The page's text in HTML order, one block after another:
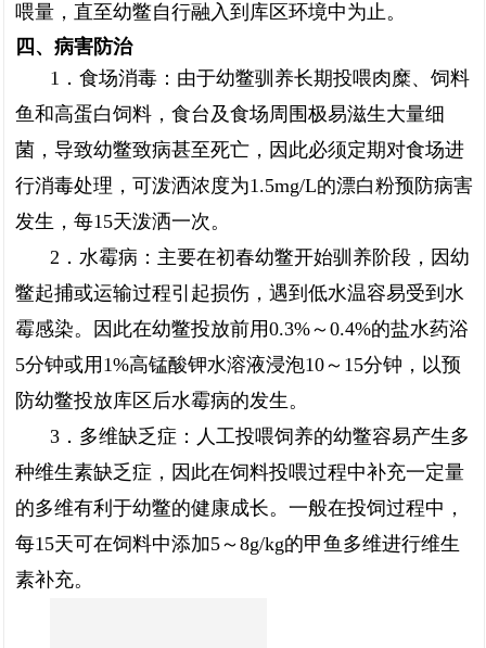
喂量，直至幼鳖自行融入到库区环境中为止。
四、病害防治
1．食场消毒：由于幼鳖驯养长期投喂肉糜、饲料
鱼和高蛋白饲料，食台及食场周围极易滋生大量细
菌，导致幼鳖致病甚至死亡，因此必须定期对食场进
行消毒处理，可泼洒浓度为1.5mg/L的漂白粉预防病害
发生，每15天泼洒一次。
2．水霉病：主要在初春幼鳖开始驯养阶段，因幼
鳖起捕或运输过程引起损伤，遇到低水温容易受到水
霉感染。因此在幼鳖投放前用0.3%～0.4%的盐水药浴
5分钟或用1%高锰酸钾水溶液浸泡10～15分钟，以预
防幼鳖投放库区后水霉病的发生。
3．多维缺乏症：人工投喂饲养的幼鳖容易产生多
种维生素缺乏症，因此在饲料投喂过程中补充一定量
的多维有利于幼鳖的健康成长。一般在投饲过程中，
每15天可在饲料中添加5～8g/kg的甲鱼多维进行维生
素补充。